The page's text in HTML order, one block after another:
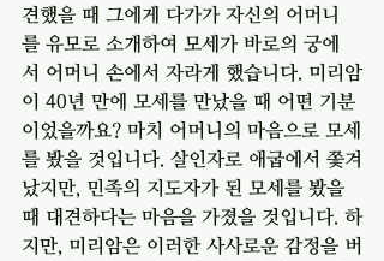
견했을 때 그에게 다가가 자신의 어머니
를 유모로 소개하여 모세가 바로의 궁에
서 어머니 손에서 자라게 했습니다. 미리암
이 40년 만에 모세를 만났을 때 어떤 기분
이었을까요? 마치 어머니의 마음으로 모세
를 봤을 것입니다. 살인자로 애굽에서 쫓겨
났지만, 민족의 지도자가 된 모세를 봤을
때 대견하다는 마음을 가졌을 것입니다. 하
지만, 미리암은 이러한 사사로운 감정을 버